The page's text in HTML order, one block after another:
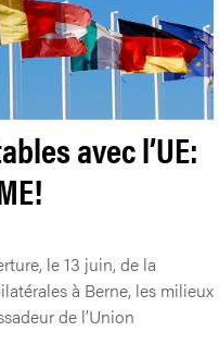
avec l’UE:
le 13 juin, de la
à Berne, les milieux
de l’Union